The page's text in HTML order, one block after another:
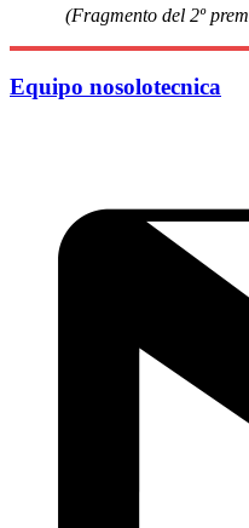
(Fragmento del 2º
Equipo nosolotecnica